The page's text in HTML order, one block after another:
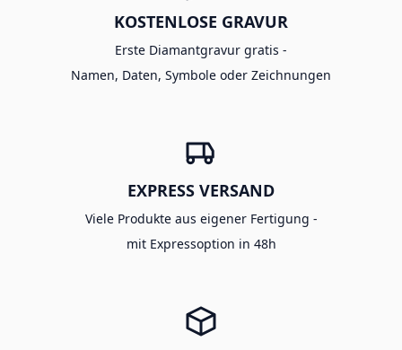
KOSTENLOSE GRAVUR
Erste Diamantgravur gratis -
Namen, Daten, Symbole oder Zeichnungen
EXPRESS VERSAND
Viele Produkte aus eigener Fertigung -
mit Expressoption in 48h